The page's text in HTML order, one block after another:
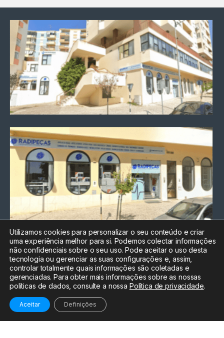
Chamada para a rede fixa
nacional
Electrónica:212
588 047
Informática:212
588 044
Utilizamos cookies para personalizar o seu conteúdo e criar
uma experiência melhor para si. Podemos colectar informações
não confidenciais sobre o seu uso. Pode aceitar o uso desta
tecnologia ou gerenciar as suas configurações e, assim,
controlar totalmente quais informações são coletadas e
gerenciadas. Para obter mais informações sobre as nossas
políticas de dados, consulte a nossa Política de privacidade.
Aceitar Definições